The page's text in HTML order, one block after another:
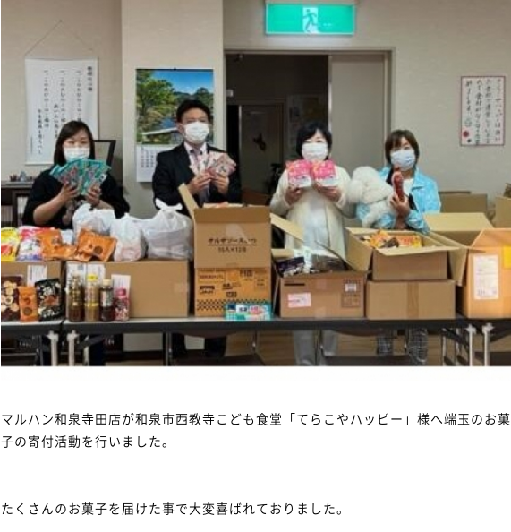
マルハン和泉寺田店が和泉市西教寺こども食堂「てらこやハッピー」様へ端玉のお菓
子の寄付活動を行いました。
たくさんのお菓子を届けた事で大変喜ばれておりました。